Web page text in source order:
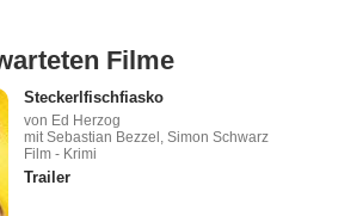
Filme
Steckerlfischfiasko
von Ed Herzog
mit Sebastian Bezzel, Simon Schwarz
Film - Krimi
Trailer